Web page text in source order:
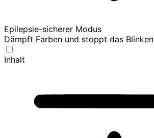
Epilepsie-sicherer Modus
Dämpft Farben und stoppt das Blinken
Inhalt